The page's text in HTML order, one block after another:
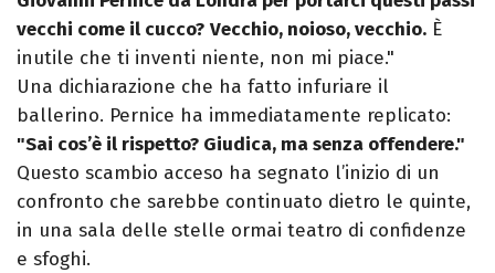
vecchi come il cucco? Vecchio, noioso, vecchio. È
inutile che ti inventi niente, non mi piace."
Una dichiarazione che ha fatto infuriare il
ballerino. Pernice ha immediatamente replicato:
"Sai cos’è il rispetto? Giudica, ma senza offendere."
Questo scambio acceso ha segnato l’inizio di un
confronto che sarebbe continuato dietro le quinte,
in una sala delle stelle ormai teatro di confidenze
e sfoghi.